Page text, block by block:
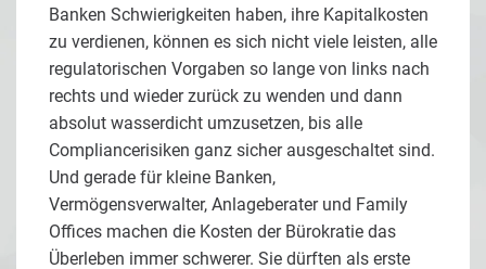
Banken Schwierigkeiten haben, ihre Kapitalkosten
zu verdienen, können es sich nicht viele leisten, alle
regulatorischen Vorgaben so lange von links nach
rechts und wieder zurück zu wenden und dann
absolut wasserdicht umzusetzen, bis alle
Compliancerisiken ganz sicher ausgeschaltet sind.
Und gerade für kleine Banken,
Vermögensverwalter, Anlageberater und Family
Offices machen die Kosten der Bürokratie das
Überleben immer schwerer. Sie dürften als erste